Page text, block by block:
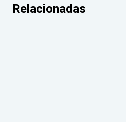
Relacionadas